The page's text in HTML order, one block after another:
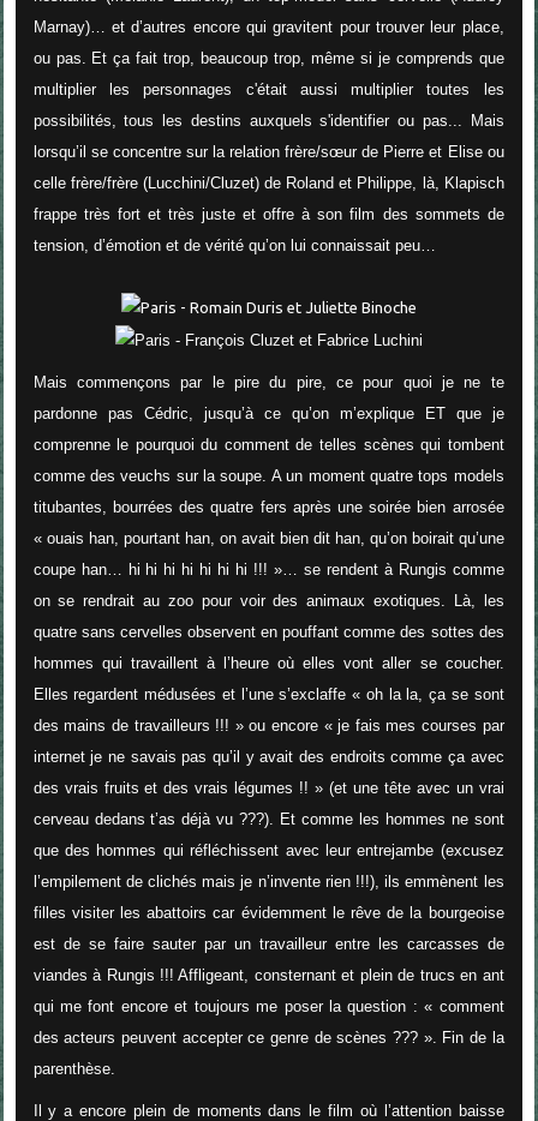
Marnay)… et d’autres encore qui gravitent pour trouver leur place,
ou pas. Et ça fait trop, beaucoup trop, même si je comprends que
multiplier les personnages c'était aussi multiplier toutes les
possibilités, tous les destins auxquels s'identifier ou pas... Mais
lorsqu’il se concentre sur la relation frère/sœur de Pierre et Elise ou
celle frère/frère (Lucchini/Cluzet) de Roland et Philippe, là, Klapisch
frappe très fort et très juste et offre à son film des sommets de
tension, d’émotion et de vérité qu’on lui connaissait peu…
Mais commençons par le pire du pire, ce pour quoi je ne te
pardonne pas Cédric, jusqu’à ce qu’on m’explique ET que je
comprenne le pourquoi du comment de telles scènes qui tombent
comme des veuchs sur la soupe. A un moment quatre tops models
titubantes, bourrées des quatre fers après une soirée bien arrosée
« ouais han, pourtant han, on avait bien dit han, qu’on boirait qu’une
coupe han… hi hi hi hi hi hi hi !!! »… se rendent à Rungis comme
on se rendrait au zoo pour voir des animaux exotiques. Là, les
quatre sans cervelles observent en pouffant comme des sottes des
hommes qui travaillent à l’heure où elles vont aller se coucher.
Elles regardent médusées et l’une s’exclaffe « oh la la, ça se sont
des mains de travailleurs !!! » ou encore « je fais mes courses par
internet je ne savais pas qu’il y avait des endroits comme ça avec
des vrais fruits et des vrais légumes !! » (et une tête avec un vrai
cerveau dedans t’as déjà vu ???). Et comme les hommes ne sont
que des hommes qui réfléchissent avec leur entrejambe (excusez
l’empilement de clichés mais je n’invente rien !!!), ils emmènent les
filles visiter les abattoirs car évidemment le rêve de la bourgeoise
est de se faire sauter par un travailleur entre les carcasses de
viandes à Rungis !!! Affligeant, consternant et plein de trucs en ant
qui me font encore et toujours me poser la question : « comment
des acteurs peuvent accepter ce genre de scènes ??? ». Fin de la
parenthèse.
Il y a encore plein de moments dans le film où l’attention baisse